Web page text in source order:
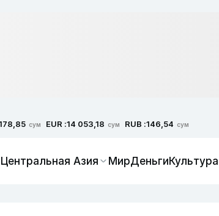
сум EUR :14 053,18 сум RUB :146,54 сум
Центральная Азия МирДеньгиКультура